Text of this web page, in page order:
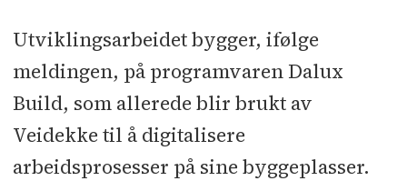
Utviklingsarbeidet bygger, ifølge
meldingen, på programvaren Dalux
Build, som allerede blir brukt av
Veidekke til å digitalisere
arbeidsprosesser på sine byggeplasser.